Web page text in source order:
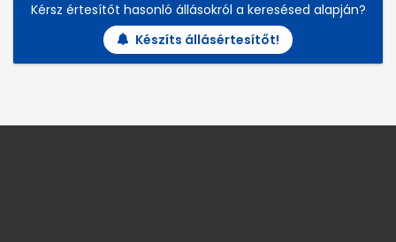
Kérsz értesítőt hasonló állásokról a keresésed alapján?
Készíts állásértesítőt!